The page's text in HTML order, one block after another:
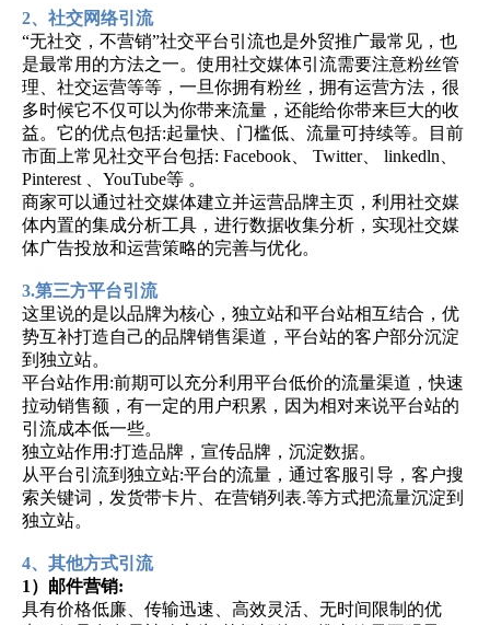
2、社交网络引流
“无社交，不营销”社交平台引流也是外贸推广最常见，也
是最常用的方法之一。使用社交媒体引流需要注意粉丝管
理、社交运营等等，一旦你拥有粉丝，拥有运营方法，很
多时候它不仅可以为你带来流量，还能给你带来巨大的收
益。它的优点包括:起量快、门槛低、流量可持续等。目前
市面上常见社交平台包括: Facebook、 Twitter、 linkedln、
Pinterest 、YouTube等 。
商家可以通过社交媒体建立并运营品牌主页，利用社交媒
体内置的集成分析工具，进行数据收集分析，实现社交媒
体广告投放和运营策略的完善与优化。
3.第三方平台引流
这里说的是以品牌为核心，独立站和平台站相互结合，优
势互补打造自己的品牌销售渠道，平台站的客户部分沉淀
到独立站。
平台站作用:前期可以充分利用平台低价的流量渠道，快速
拉动销售额，有一定的用户积累，因为相对来说平台站的
引流成本低一些。
独立站作用:打造品牌，宣传品牌，沉淀数据。
从平台引流到独立站:平台的流量，通过客服引导，客户搜
索关键词，发货带卡片、在营销列表.等方式把流量沉淀到
独立站。
4、其他方式引流
1）邮件营销:
具有价格低廉、传输迅速、高效灵活、无时间限制的优